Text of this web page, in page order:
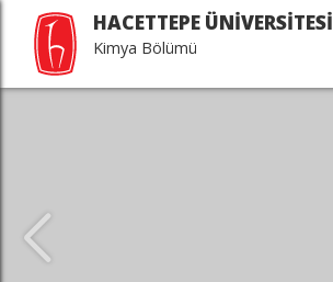
HACETTEPE ÜNİVERSİTESİ
Kimya Bölümü